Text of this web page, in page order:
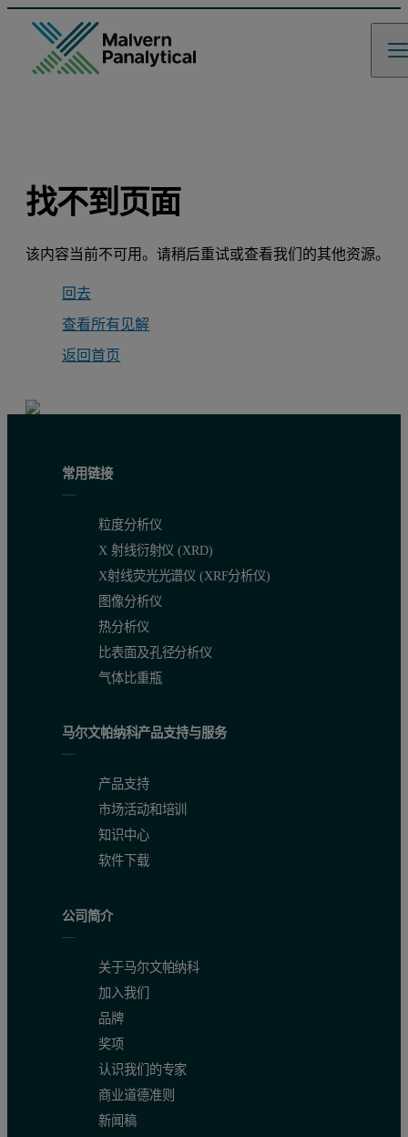
找不到页面
该内容当前不可用。请稍后重试或查看我们的其他资源。
回去
查看所有见解
返回首页
常用链接
粒度分析仪
X 射线衍射仪 (XRD)
X射线荧光光谱仪 (XRF分析仪)
图像分析仪
热分析仪
比表面及孔径分析仪
气体比重瓶
马尔文帕纳科产品支持与服务
产品支持
市场活动和培训
知识中心
软件下载
公司简介
关于马尔文帕纳科
加入我们
品牌
奖项
认识我们的专家
商业道德准则
新闻稿